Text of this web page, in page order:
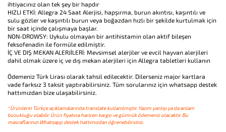
ihtiyacınız olan tek şey bir hapdır
HIZLI ETKİ: Allegra 24 Saat Alerjisi, hapşırma, burun akıntısı, kaşıntılı ve
sulu gözler ve kaşıntılı burun veya boğazdan hızlı bir şekilde kurtulmak için
bir saat içinde çalışmaya başlar.
NON-DROWSY: Uykulu olmayan bir antihistamin olan aktif bileşen
feksofenadin ile formüle edilmiştir.
İÇ VE DIŞ MEKAN ALERJİLERİ: Mevsimsel alerjiler ve evcil hayvan alerjileri
dahil olmak üzere iç ve dış mekan alerjileri için Allegra tabletleri kullanın
Ödemeniz Türk Lirası olarak tahsil edilecektir. Dilerseniz major kartlara
vade farksız 3 taksit yaptırabilirsiniz. Tüm sorularınız için whatsapp destek
hattımızdan bize ulaşabilirsiniz.
*Ürünlerin Türkçe açıklamalarında translate kullanılmıştır. Yazım yanlışı ya da anlam
bozukluğu olabilir. Ürün fiyatına haricen kargo ve gümrük ödemeniz olacaktır. Bu
masraflarınızı Whatsapp destek hattımızdan öğrenebilirsiniz.